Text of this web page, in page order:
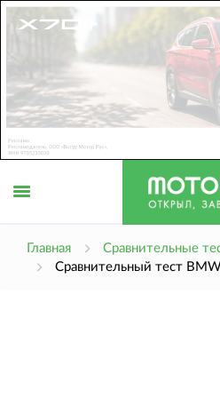
Главная
Сравнительные
Сравнительный тест